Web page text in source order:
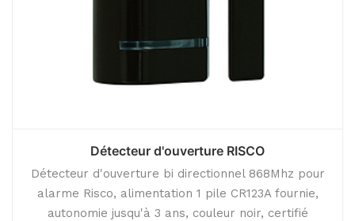
Détecteur d'ouverture RISCO
Détecteur d'ouverture bi directionnel 868Mhz pour
alarme Risco, alimentation 1 pile CR123A fournie,
autonomie jusqu'à 3 ans, couleur noir, certifié